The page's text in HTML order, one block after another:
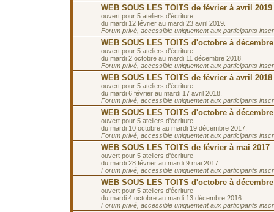
WEB SOUS LES TOITS de février à avril 2019
ouvert pour 5 ateliers d'écriture
du mardi 12 février au mardi 23 avril 2019.
Forum privé, accessible uniquement aux participants
WEB SOUS LES TOITS d'octobre à décembre
ouvert pour 5 ateliers d'écriture
du mardi 2 octobre au mardi 11 décembre 2018.
Forum privé, accessible uniquement aux participants
WEB SOUS LES TOITS de février à avril 2018
ouvert pour 5 ateliers d'écriture
du mardi 6 février au mardi 17 avril 2018.
Forum privé, accessible uniquement aux participants
WEB SOUS LES TOITS d'octobre à décembre
ouvert pour 5 ateliers d'écriture
du mardi 10 octobre au mardi 19 décembre 2017.
Forum privé, accessible uniquement aux participants
WEB SOUS LES TOITS de février à mai 2017
ouvert pour 5 ateliers d'écriture
du mardi 28 février au mardi 9 mai 2017.
Forum privé, accessible uniquement aux participants
WEB SOUS LES TOITS d'octobre à décembre
ouvert pour 5 ateliers d'écriture
du mardi 4 octobre au mardi 13 décembre 2016.
Forum privé, accessible uniquement aux participants